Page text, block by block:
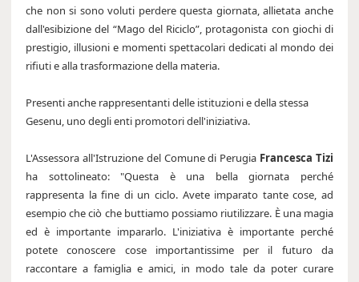
che non si sono voluti perdere questa giornata, allietata anche
dall'esibizione del “Mago del Riciclo”, protagonista con giochi di
prestigio, illusioni e momenti spettacolari dedicati al mondo dei
rifiuti e alla trasformazione della materia.
Presenti anche rappresentanti delle istituzioni e della stessa
Gesenu, uno degli enti promotori dell'iniziativa.
L'Assessora all'Istruzione del Comune di Perugia Francesca Tizi
ha sottolineato: "Questa è una bella giornata perché
rappresenta la fine di un ciclo. Avete imparato tante cose, ad
esempio che ciò che buttiamo possiamo riutilizzare. È una magia
ed è importante impararlo. L'iniziativa è importante perché
potete conoscere cose importantissime per il futuro da
raccontare a famiglia e amici, in modo tale da poter curare